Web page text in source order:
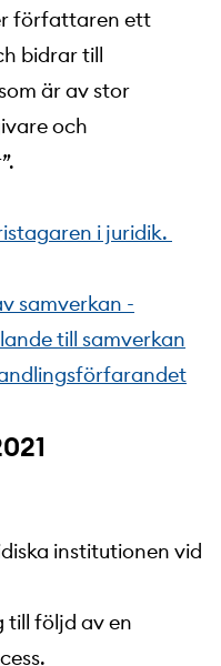
författaren ett
bidrar till
är av stor
och
i juridik.
samverkan -
till samverkan
institutionen vid
till följd av en